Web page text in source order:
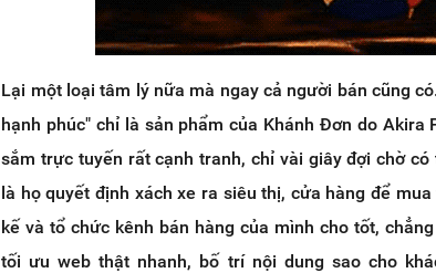
Lại một loại tâm lý nữa mà ngay cả người bán cũng
hạnh phúc" chỉ là sản phẩm của Khánh Đơn do
sắm trực tuyến rất cạnh tranh, chỉ vài giây đợi chờ
là họ quyết định xách xe ra siêu thị, cửa hàng để
kế và tổ chức kênh bán hàng của mình cho tốt,
tối ưu web thật nhanh, bố trí nội dung sao cho